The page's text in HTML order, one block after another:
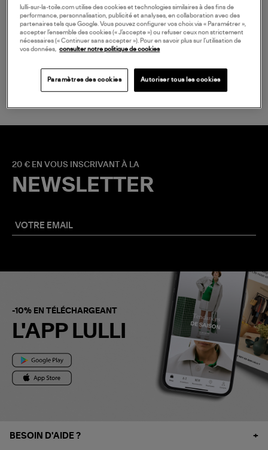
LIVRAISON GRATUITE
à partir de 150 € d'achat*
20 € EN VOUS INSCRIVANT À LA
NEWSLETTER
-10% EN TÉLÉCHARGEANT
L'APP LULLI
BESOIN D'AIDE ?
lulli-sur-la-toile.com utilise des cookies et technologies similaires à des fins de
performance, personnalisation, publicité et analyses, en collaboration avec des
partenaires tels que Google. Vous pouvez configurer vos choix via « Paramétrer »,
accepter l’ensemble des cookies (« J’accepte ») ou refuser ceux non strictement
nécessaires (« Continuer sans accepter »). Pour en savoir plus sur l’utilisation de
vos données, consulter notre politique de cookies
Paramètres des cookies Autoriser tous les cookies